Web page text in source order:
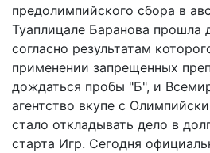
предолимпийского сбора в
Туаплицале Баранова прошла
согласно результатам
применении запрещенных
дождаться пробы "Б", и
агентство вкупе с
стало откладывать дело в
старта Игр. Сегодня